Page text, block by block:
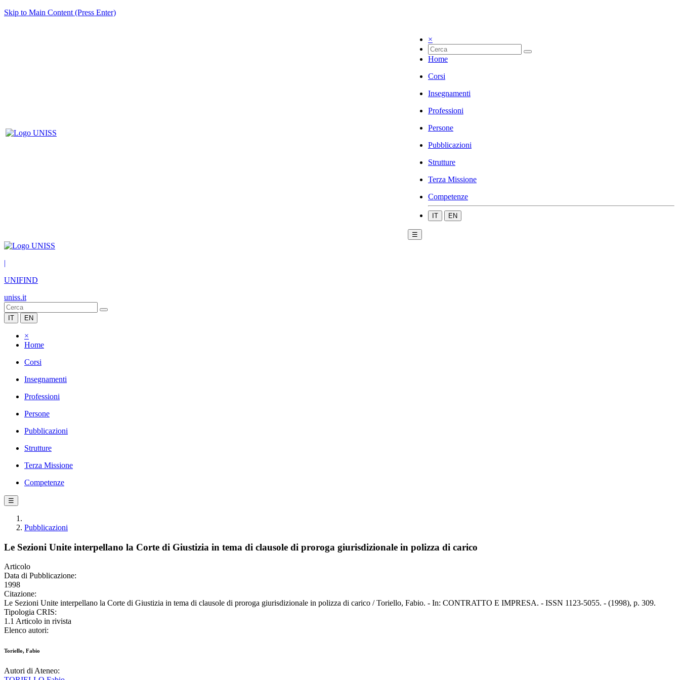
Skip to Main Content (Press Enter)
×
Home
Corsi
Insegnamenti
Professioni
Persone
Pubblicazioni
Strutture
Terza Missione
Competenze
IT EN
☰
|
UNIFIND
uniss.it
IT EN
×
Home
Corsi
Insegnamenti
Professioni
Persone
Pubblicazioni
Strutture
Terza Missione
Competenze
☰
Pubblicazioni
Le Sezioni Unite interpellano la Corte di Giustizia in tema di clausole di proroga giurisdizionale in polizza di carico
Articolo
Data di Pubblicazione:
1998
Citazione:
Le Sezioni Unite interpellano la Corte di Giustizia in tema di clausole di proroga giurisdizionale in polizza di carico / Toriello, Fabio. - In: CONTRATTO E IMPRESA. - ISSN 1123-5055. - (1998), p. 309.
Tipologia CRIS:
1.1 Articolo in rivista
Elenco autori:
Toriello, Fabio
Autori di Ateneo: